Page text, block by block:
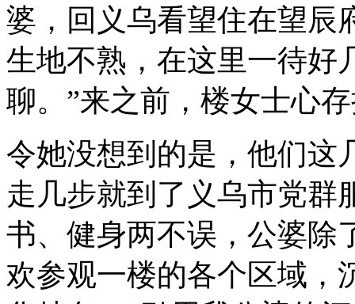
婆，回义乌看望住在望辰
生地不熟，在这里一待好
聊。”来之前，楼女士心
令她没想到的是，他们这
走几步就到了义乌市党群
书、健身两不误，公婆除
欢参观一楼的各个区域，